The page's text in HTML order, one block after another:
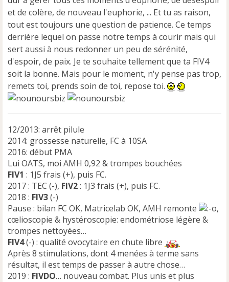
et de colère, de nouveau l'euphorie, ... Et tu as raison,
tout est toujours une question de patience. Ce temps
derrière lequel on passe notre temps à courir mais qui
sert aussi à nous redonner un peu de sérénité,
d'espoir, de paix. Je te souhaite tellement que ta FIV4
soit la bonne. Mais pour le moment, n'y pense pas trop,
remets toi, prends soin de toi, repose toi.
12/2013: arrêt pilule
2014: grossesse naturelle, FC à 10SA
2016: début PMA
Lui OATS, moi AMH 0,92 & trompes bouchées
FIV1 : 1J5 frais (+), puis FC.
2017 : TEC (-), FIV2: 1J3 frais (+), puis FC.
2018 : FIV3(-)
Pause : bilan FC OK, Matricelab OK, AMH remonte
,
cœlioscopie & hystéroscopie: endométriose légère &
trompes nettoyées…
FIV4(-) : qualité ovocytaire en chute libre
Après 8 stimulations, dont 4 menées à terme sans
résultat, il est temps de passer à autre chose…
2019 : FIVDO… nouveau combat. Plus unis et plus